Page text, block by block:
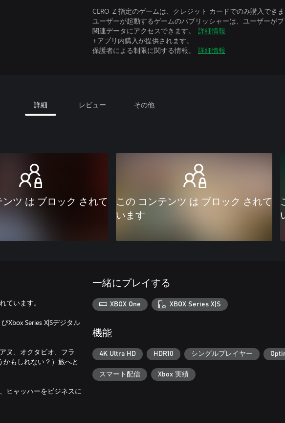
CERO-Z 指定のゲームは、クレジット カードでのみ購入できま
ユーザーが起動するゲームのパブリッシャーは、ユーザーが
関連データにアクセスできます。
詳細情報
+アプリ内購入が提供されます。
保護者による制限に関する情報。
詳細情報
詳細 レビュー その他
ンツ は ブロック されて
この コンテンツ は ブロック されて
います
ています。
Xbox Series X|Sデジタル
ヌ、オクタビオ、フラ
もしれない？）旅へと
ヒャッハーをビジネスに
一緒にプレイする
XBOX One XBOX Series X|S
機能
4K Ultra HD HDR10 シングルプレイヤー
スマート配信 Xbox 実績